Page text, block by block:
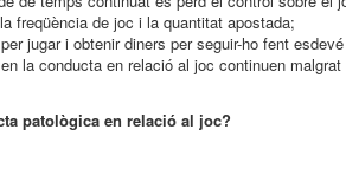
freqüència de joc i la quantitat apostada;
jugar i obtenir diners per seguir-ho fent
la conducta en relació al joc continuen
patològica en relació al joc?